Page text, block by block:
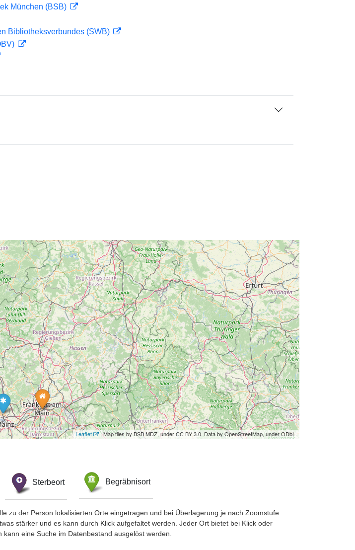
München (BSB)
Bibliotheksverbundes (SWB)
Leaflet | Map tiles by BSB MDZ, under CC BY 3.0. Data by OpenStreetMap, under ODbL.
Sterbeort Begräbnisort
zu der Person lokalisierten Orte eingetragen und bei Überlagerung je nach Zoomstufe
stärker und es kann durch Klick aufgefaltet werden. Jeder Ort bietet bei Klick oder
eine Suche im Datenbestand ausgelöst werden.